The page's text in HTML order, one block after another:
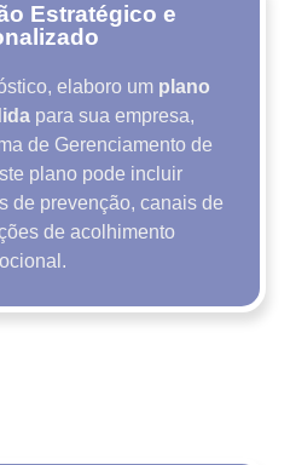
Estratégico e
elaboro um plano
para sua empresa,
de Gerenciamento de
plano pode incluir
de prevenção, canais de
de acolhimento